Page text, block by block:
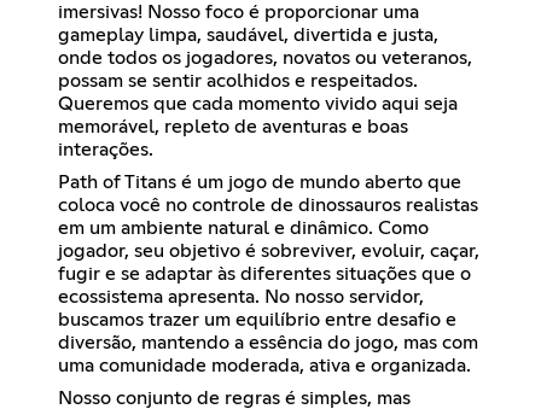
imersivas! Nosso foco é proporcionar uma
gameplay limpa, saudável, divertida e justa,
onde todos os jogadores, novatos ou veteranos,
possam se sentir acolhidos e respeitados.
Queremos que cada momento vivido aqui seja
memorável, repleto de aventuras e boas
interações.
Path of Titans é um jogo de mundo aberto que
coloca você no controle de dinossauros realistas
em um ambiente natural e dinâmico. Como
jogador, seu objetivo é sobreviver, evoluir, caçar,
fugir e se adaptar às diferentes situações que o
ecossistema apresenta. No nosso servidor,
buscamos trazer um equilíbrio entre desafio e
diversão, mantendo a essência do jogo, mas com
uma comunidade moderada, ativa e organizada.
Nosso conjunto de regras é simples, mas